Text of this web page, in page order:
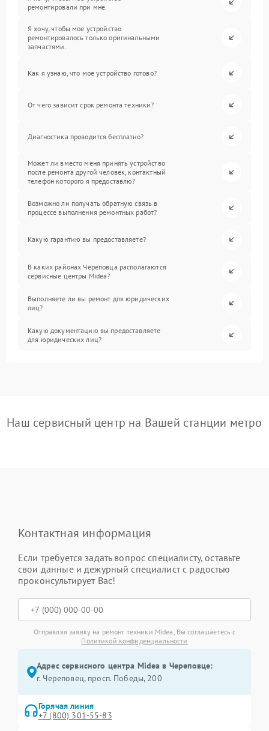
ремонтировали при мне.
Я хочу, чтобы мое устройство
ремонтировалось только оригинальными
запчастями.
Как я узнаю, что мое устройство готово?
От чего зависит срок ремонта техники?
Диагностика проводится бесплатно?
Может ли вместо меня принять устройство
после ремонта другой человек, контактный
телефон которого я предоставлю?
Возможно ли получать обратную связь в
процессе выполнения ремонтных работ?
Какую гарантию вы предоставляете?
В каких районах Череповца располагаются
сервисные центры Midea?
Выполняете ли вы ремонт для юридических
лиц?
Какую документацию вы предоставляете
для юридических лиц?
Наш сервисный центр на Вашей станции метро
Контактная информация
Если требуется задать вопрос специалисту, оставьте
свои данные и дежурный специалист с радостью
проконсультирует Вас!
Отправляя заявку на ремонт техники Midea, Вы соглашаетесь с
Политикой конфиденциальности
Адрес сервисного центра Midea в Череповце:
г. Череповец, просп. Победы, 200
Горячая линия
+7 (800) 301-55-83